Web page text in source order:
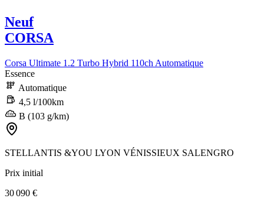
Neuf
CORSA
Corsa Ultimate 1.2 Turbo Hybrid 110ch Automatique
Essence
Automatique
4,5 l/100km
B (103 g/km)
STELLANTIS &YOU LYON VÉNISSIEUX SALENGRO
Prix initial
30 090 €